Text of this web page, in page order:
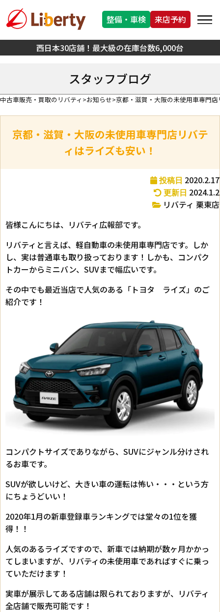
西日本30店舗！最大級の在庫台数6,000台
整備・車検 来店予約
スタッフブログ
中古車販売・買取のリバティ お知らせ 京都・滋賀・大阪の未使用車専門
京都・滋賀・大阪の未使用車専門店リバテ
ィはライズも安い！
投稿日 2020.2.17
更新日 2024.1.2
リバティ 栗東店
皆様こんにちは、リバティ広報部です。
リバティと言えば、軽自動車の未使用車専門店です。しか
し、実は普通車も取り扱っております！しかも、コンパク
トカーからミニバン、SUVまで幅広いです。
その中でも最近当店で人気のある「トヨタ ライズ」のご
紹介です！
コンパクトサイズでありながら、SUVにジャンル分けされ
るお車です。
SUVが欲しいけど、大きい車の運転は怖い・・・という方
にちょうどいい！
2020年1月の新車登録車ランキングでは堂々の1位を獲
得！！
人気のあるライズですので、新車では納期が数ヶ月かかっ
てしまいますが、リバティの未使用車であればすぐに乗っ
ていただけます！
実車が展示してある店舗は限られておりますが、リバティ
全店舗で販売可能です！